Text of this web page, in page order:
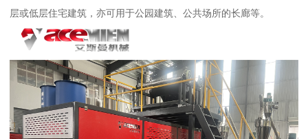
层或低层住宅建筑，亦可用于公园建筑、公共场所的长廊等。